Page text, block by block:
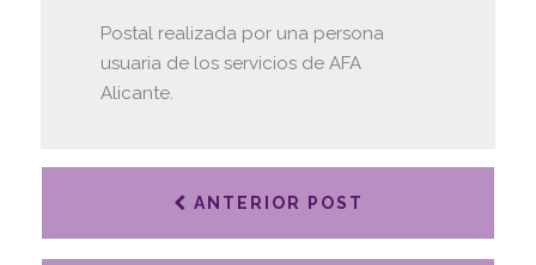
Postal realizada por una persona
usuaria de los servicios de AFA
Alicante.
ANTERIOR POST